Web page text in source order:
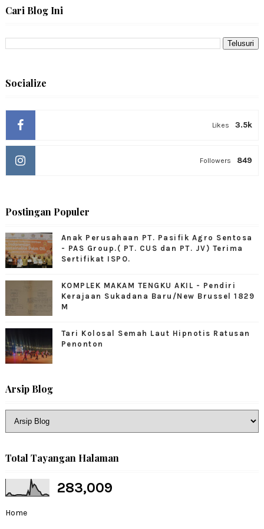
Cari Blog Ini
Socialize
3.5k
Likes
849
Followers
Postingan Populer
Anak Perusahaan PT. Pasifik Agro Sentosa
- PAS Group.( PT. CUS dan PT. JV) Terima
Sertifikat ISPO.
KOMPLEK MAKAM TENGKU AKIL - Pendiri
Kerajaan Sukadana Baru/New Brussel 1829
M
Tari Kolosal Semah Laut Hipnotis Ratusan
Penonton
Arsip Blog
Total Tayangan Halaman
283,009
Home